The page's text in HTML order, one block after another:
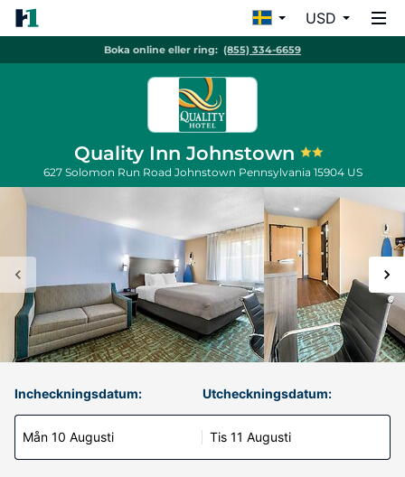
USD
Boka online eller ring: (855) 334-6659
Quality Inn Johnstown
627 Solomon Run Road Johnstown Pennsylvania 15904 US
Incheckningsdatum:
Mån 10 Augusti
Utcheckningsdatum:
Tis 11 Augusti